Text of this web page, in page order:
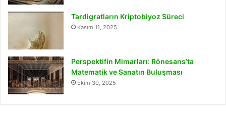
Tardigratların Kriptobiyoz Süreci
Kasım 11, 2025
Perspektifin Mimarları: Rönesans’ta
Matematik ve Sanatın Buluşması
Ekim 30, 2025